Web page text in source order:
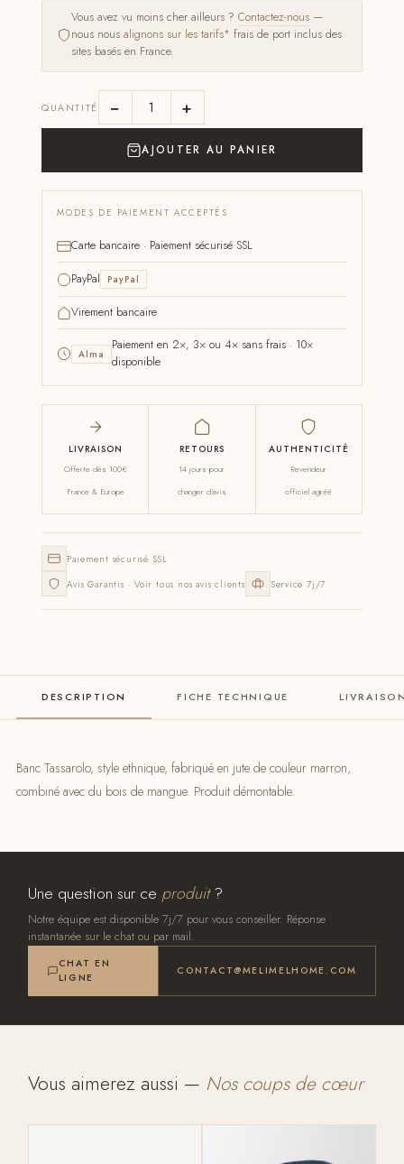
Vous avez vu moins cher ailleurs ?Contactez-nous —
nous nousalignons sur les tarifs* frais de port inclus des
sites basés en France.
QUANTITÉ − +
AJOUTER AU PANIER
MODES DE PAIEMENT ACCEPTÉS
Carte bancaire · Paiement sécurisé SSL
PayPal PayPal
Virement bancaire
Alma
Paiement en 2×, 3× ou 4× sans frais · 10×
disponible
LIVRAISON
Offerte dès 100€
France & Europe
RETOURS
14 jours pour
changer d'avis
AUTHENTICITÉ
Revendeur
officiel agréé
Paiement sécurisé SSL
Avis Garantis · Voir tous nos avis clients
Service 7j/7
DESCRIPTION FICHE TECHNIQUE
Banc Tassarolo, style ethnique, fabriqué en jute de couleur marron,
combiné avec du bois de mangue. Produit démontable.
Une question sur ce produit?
Notre équipe est disponible 7j/7 pour vous conseiller. Réponse
instantanée sur le chat ou par mail.
CHAT EN
LIGNE
CONTACT@MELIMELHOME.COM
Vous aimerez aussi — Nos coups de cœur